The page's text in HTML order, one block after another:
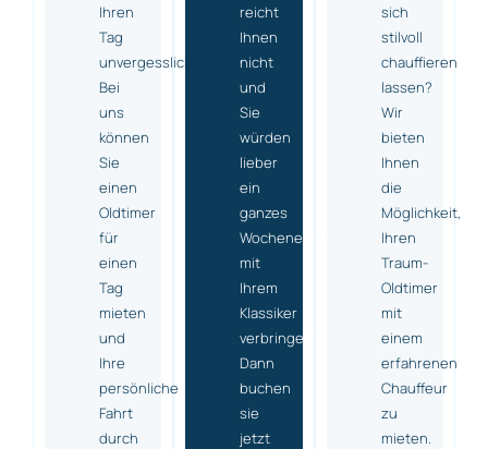
Ihren
Tag
unvergesslich!
Bei
uns
können
Sie
einen
Oldtimer
für
einen
Tag
mieten
und
Ihre
persönliche
Fahrt
durch
reicht
Ihnen
nicht
und
Sie
würden
lieber
ein
ganzes
Wochenende
mit
Ihrem
Klassiker
verbringen?
Dann
buchen
sie
jetzt
sich
stilvoll
chauffieren
lassen?
Wir
bieten
Ihnen
die
Möglichkeit,
Ihren
Traum-
Oldtimer
mit
einem
erfahrenen
Chauffeur
zu
mieten.